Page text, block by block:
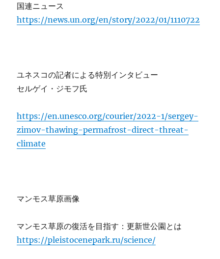
国連ニュース
https://news.un.org/en/story/2022/01/1110722
ユネスコの記者による特別インタビュー
セルゲイ・ジモフ氏
https://en.unesco.org/courier/2022-1/sergey-
zimov-thawing-permafrost-direct-threat-
climate
マンモス草原画像
マンモス草原の復活を目指す：更新世公園とは
https://pleistocenepark.ru/science/